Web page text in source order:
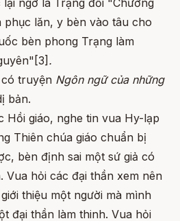
lăn, y bèn vào tâu cho
bèn phong Trạng làm
.
truyện Ngôn ngữ của những
bản.
Hồi giáo, nghe tin vua Hy-lạp
Thiên chúa giáo chuẩn bị
bèn định sai một sứ giả có
Vua hỏi các đại thần xem nên
thiệu một người mà mình
đại thần làm thinh. Vua hỏi